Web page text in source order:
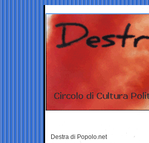
Destra di Popolo.net